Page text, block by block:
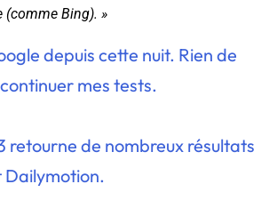
(comme Bing). »
depuis cette nuit. Rien de
mes tests.
retourne de nombreux résultats
Dailymotion.